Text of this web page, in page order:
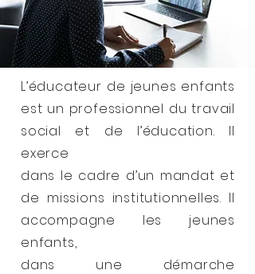
L’éducateur de jeunes enfants
est un professionnel du travail
social et de l’éducation. Il
exerce
dans le cadre d’un mandat et
de missions institutionnelles. Il
accompagne les jeunes
enfants,
dans une démarche